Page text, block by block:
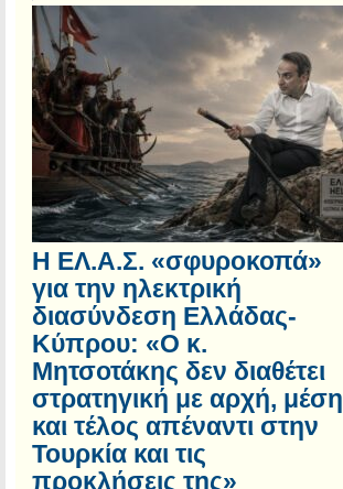
Η ΕΛ.Α.Σ. «σφυροκοπά»
για την ηλεκτρική
διασύνδεση Ελλάδας-
Κύπρου: «Ο κ.
Μητσοτάκης δεν διαθέτει
στρατηγική με αρχή, μέση
και τέλος απέναντι στην
Τουρκία και τις
προκλήσεις της»